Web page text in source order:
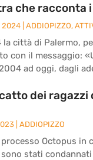
che racconta
2024 ADDIOPIZZO,
la città di Palermo,
con il messaggio:
ad oggi, dagli
dei
ADDIOPIZZO
Octopus
stati